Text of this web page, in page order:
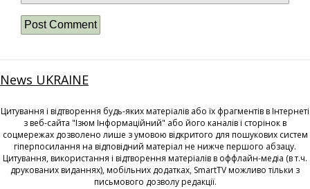
News UKRAINE
Цитування і відтворення будь-яких матеріалів або їх фрагментів в Інтернеті
з веб-сайта "Ізюм Інформаційний" або його каналів і сторінок в
соцмережах дозволено лише з умовою відкритого для пошукових систем
гіперпосилання на відповідний матеріал не нижче першого абзацу.
Цитування, використання і відтворення матеріалів в оффлайн-медіа (в т.ч.
друкованих виданнях), мобільних додатках, SmartTV можливо тільки з
письмового дозволу редакції.